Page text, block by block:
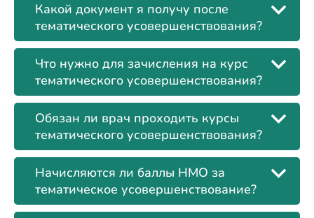
Какой документ я получу после
тематического усовершенствования?
Что нужно для зачисления на курс
тематического усовершенствования?
Обязан ли врач проходить курсы
тематического усовершенствования?
Начисляются ли баллы НМО за
тематическое усовершенствование?